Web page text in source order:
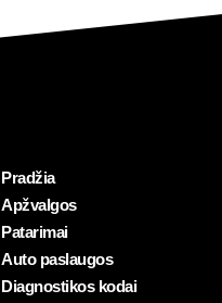
Pradžia
Apžvalgos
Patarimai
Auto paslaugos
Diagnostikos kodai